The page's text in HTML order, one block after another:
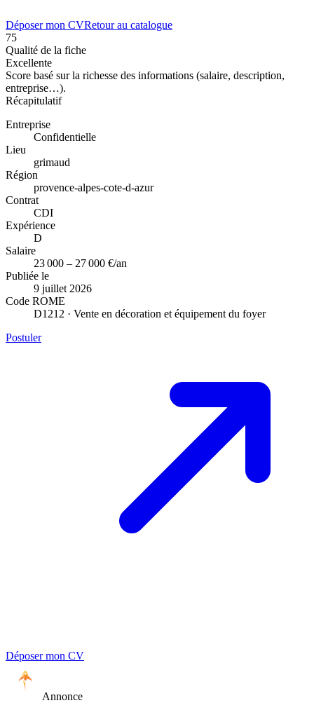
Déposer mon CVRetour au catalogue
75
Qualité de la fiche
Excellente
Score basé sur la richesse des informations (salaire, description,
entreprise…).
Récapitulatif
Entreprise
Confidentielle
Lieu
grimaud
Région
provence-alpes-cote-d-azur
Contrat
CDI
Expérience
D
Salaire
23 000 – 27 000 €/an
Publiée le
9 juillet 2026
Code ROME
D1212 · Vente en décoration et équipement du foyer
Postuler
Déposer mon CV
Annonce